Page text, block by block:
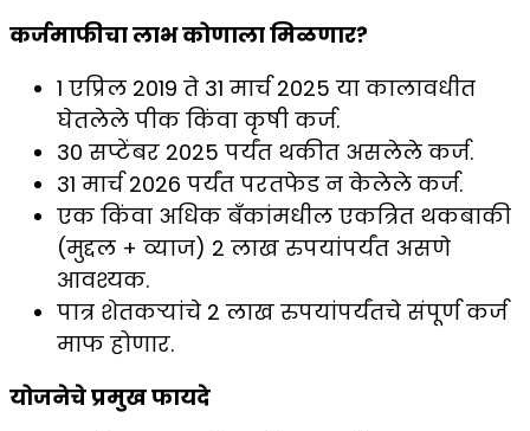
कर्जमाफीचा लाभ कोणाला मिळणार?
1 एप्रिल 2019 ते 31 मार्च 2025 या कालावधीत
घेतलेले पीक किंवा कृषी कर्ज.
30 सप्टेंबर 2025 पर्यंत थकीत असलेले कर्ज.
31 मार्च 2026 पर्यंत परतफेड न केलेले कर्ज.
एक किंवा अधिक बँकांमधील एकत्रित थकबाकी
(मुद्दल + व्याज) 2 लाख रुपयांपर्यंत असणे
आवश्यक.
पात्र शेतकऱ्यांचे 2 लाख रुपयांपर्यंतचे संपूर्ण कर्ज
माफ होणार.
योजनेचे प्रमुख फायदे